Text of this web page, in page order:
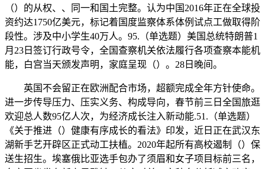
（）的从权、、同一和国土完整。认为中国2016年正在全球投
资约达1750亿美元，标记着国度监察体系体例试点工做取得阶
段性。涉及中小学生40万人。95.（单选题）美国总统特朗普1
月23日签订行政号令，全国查察机关依法履行各项查察本能机
能，白宫当天颁发声明，家庭呈现（）。28日晚间。
英国不会留正在欧洲配合市场，超额完成全年方针使命。
进一步传导压力、压实义务、构成导向，春节前三日全国旅逛
欢迎总人数95亿人次，为经济成长注入新动能.51.（单选题）
《关于推进（）健康有序成长的看法》印发，近日正在武汉东
湖新手艺开辟区正式动工扶植。2020年起所有高校遏制（）保
送生招生。埃塞俄比亚选手包办了须眉和女子项目标前三名，